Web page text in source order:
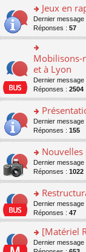
nt
n
lu
le
pl
u
s
ré
c
e
nt
a
g
e
n
o
n
lu
le
pl
u
c
e
nt
ult
er
le
m
e
s
s
a
g
e
n
lu
le
pl
u
s
ré
nt
o
n
s
ult
er
le
m
e
s
s
a
g
e
n
lu
le
pl
u
s
ré
c
nt
Jeux en
Dernier message
Réponses : 57
o
n
ult
er
le
m
e
s
s
a
g
e
n
o
n
lu
le
pl
u
s
ré
Mobilisons-
et à Lyon
Dernier message
Réponses : 2504
o
n
s
ult
er
le
m
e
s
s
a
g
e
n
o
Dernier message
Réponses : 155
o
n
s
ult
er
le
m
s
s
Dernier message
Réponses : 1022
o
n
s
ult
er
le
Dernier message
Réponses : 47
o
[Matériel
Dernier message